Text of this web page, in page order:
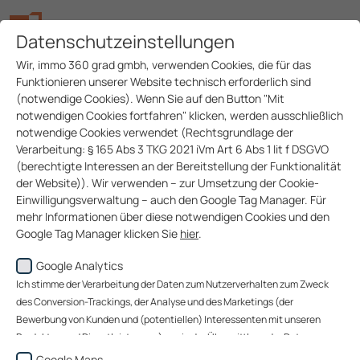
Kom­muni­ka­ti­on,
die Immobilien
sichtbar macht
immo - Marketing und PR
Die Marketing- und PR-Aktivitäten des ÖSW Konzerns
werden von derimmo - Marketing und PR-Abteilung
umgesetzt.
Datenschutzeinstellungen
Wir, immo 360 grad gmbh, verwenden Cookies, die für das
Funktionieren unserer Website technisch erforderlich sind
(notwendige Cookies). Wenn Sie auf den Button "Mit
notwendigen Cookies fortfahren" klicken, werden ausschließlich
notwendige Cookies verwendet (Rechtsgrundlage der
Verarbeitung: § 165 Abs 3 TKG 2021 iVm Art 6 Abs 1 lit f DSGVO
(berechtigte Interessen an der Bereitstellung der Funktionalität
der Website)). Wir verwenden – zur Umsetzung der Cookie-
Einwilligungsverwaltung – auch den Google Tag Manager. Für
mehr Informationen über diese notwendigen Cookies und den
Google Tag Manager klicken Sie hier.
Wenn Sie auf den Button "Alle akzeptieren" klicken, werden
Daten zu Ihrem Nutzerverhalten zum Zweck des Conversion-
Trackings (über welche Website gelangen unsere Website-
Besucher zu uns?), der Analyse unserer Website-Besucher und
des Website-Nutzungsverhaltens sowie des Marketings
(Bewerbung von Kunden und (potentiellen) Interessenten mit
Google Analytics
Ich stimme der Verarbeitung der Daten zum Nutzerverhalten zum Zweck
des Conversion-Trackings, der Analyse und des Marketings (der
Bewerbung von Kunden und (potentiellen) Interessenten mit unseren
Produkten und Dienstleistungen) sowie der Übermittlung der Daten an
Google Ireland Limited, an Google LLC (USA) sowie an immo 360 grad